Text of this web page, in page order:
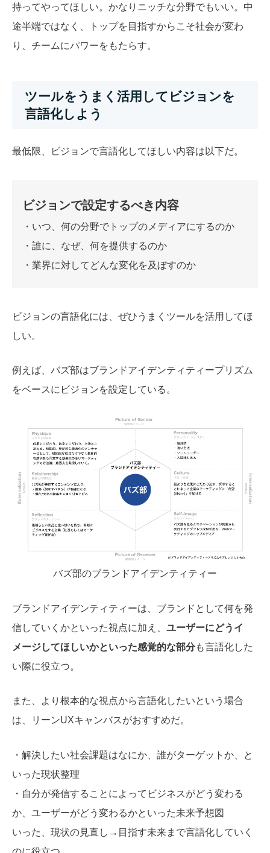
持ってやってほしい。かなりニッチな分野でもいい。中
途半端ではなく、トップを目指すからこそ社会が変わ
り、チームにパワーをもたらす。
ツールをうまく活用してビジョンを
言語化しよう
最低限、ビジョンで言語化してほしい内容は以下だ。
ビジョンで設定するべき内容
・いつ、何の分野でトップのメディアにするのか
・誰に、なぜ、何を提供するのか
・業界に対してどんな変化を及ぼすのか
ビジョンの言語化には、ぜひうまくツールを活用してほ
しい。
例えば、バズ部はブランドアイデンティティープリズム
をベースにビジョンを設定している。
バズ部のブランドアイデンティティー
ブランドアイデンティティーは、ブランドとして何を発
信していくかといった視点に加え、 ユーザーにどうイ
メージしてほしいかといった感覚的な部分も言語化した
い際に役立つ。
また、より根本的な視点から言語化したいという場合
は、リーンUXキャンバスがおすすめだ。
・解決したい社会課題はなにか、誰がターゲットか、と
いった現状整理
・自分が発信することによってビジネスがどう変わる
か、ユーザーがどう変わるかといった未来予想図
いった、現状の見直し→目指す未来まで言語化していく